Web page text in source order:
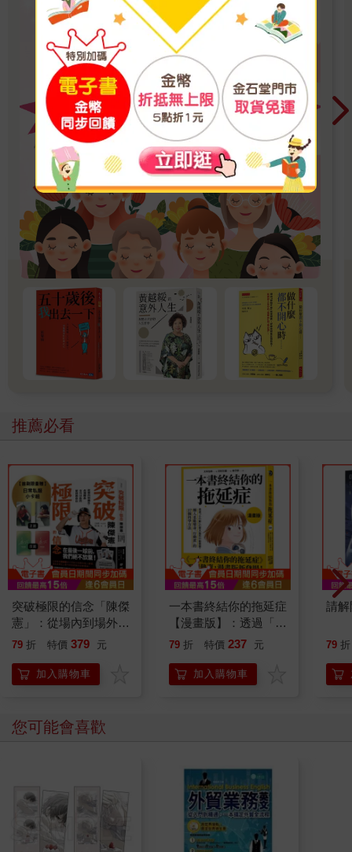
推薦必看
突破極限的信念「陳傑
憲」：從場內到場外，
台灣隊長全力以赴的堅
「日常私服小卡組」）
79 折 特價 379 元
加入購物車
一本書終結你的拖延症
【漫畫版】：透過「小
行動」打開大腦的行動
「行動派」的37個科
學方法
79 折 特價 237 元
加入購物車
請解
79 折
您可能會喜歡